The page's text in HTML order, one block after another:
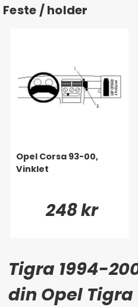
Feste / holder
Opel Corsa 93-00,
Vinklet
248 kr
Tigra 1994-
din Opel Tigra